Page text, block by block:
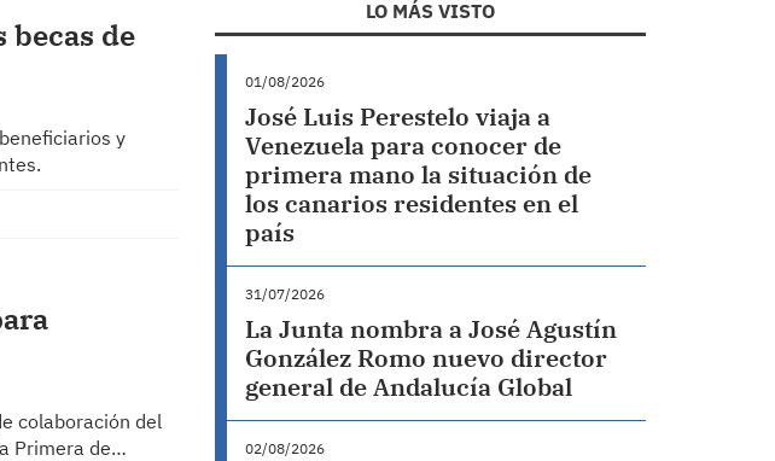
de
y
colaboración del
Primera de…
LO MÁS VISTO
01/08/2026
José Luis Perestelo viaja a
Venezuela para conocer de
primera mano la situación de
los canarios residentes en el
país
31/07/2026
La Junta nombra a José Agustín
González Romo nuevo director
general de Andalucía Global
02/08/2026